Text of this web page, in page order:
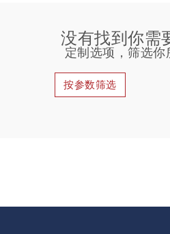
没有找到你需
定制选项，筛选你
按参数筛选